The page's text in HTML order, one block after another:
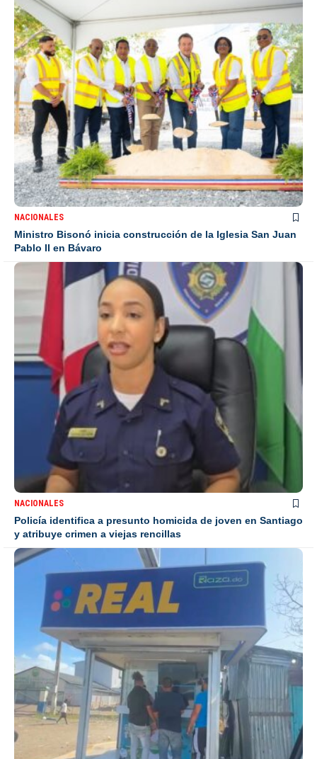
NACIONALES
Ministro Bisonó inicia construcción de la Iglesia San Juan
Pablo II en Bávaro
NACIONALES
Policía identifica a presunto homicida de joven en Santiago
y atribuye crimen a viejas rencillas